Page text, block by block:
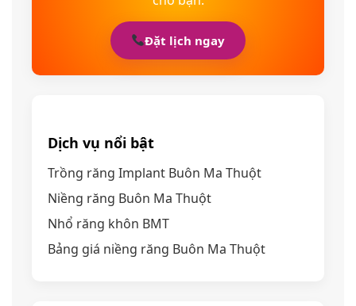
Đặt lịch ngay
Dịch vụ nổi bật
Trồng răng Implant Buôn Ma Thuột
Niềng răng Buôn Ma Thuột
Nhổ răng khôn BMT
Bảng giá niềng răng Buôn Ma Thuột